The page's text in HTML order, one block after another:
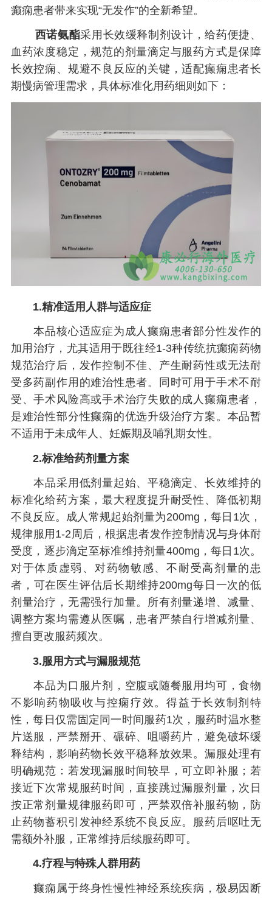
癫痫患者带来实现“无发作”的全新希望。
西诺氨酯采用长效缓释制剂设计，给药便捷、
血药浓度稳定，规范的剂量滴定与服药方式是保障
长效控痫、规避不良反应的关键，适配癫痫患者长
期慢病管理需求，具体标准化用药细则如下：
1.精准适用人群与适应症
本品核心适应症为成人癫痫患者部分性发作的
加用治疗，尤其适用于既往经1-3种传统抗癫痫药物
规范治疗后，发作控制不佳、产生耐药性或无法耐
受多药副作用的难治性患者。同时可用于手术不耐
受、手术风险高或手术治疗失败的成人癫痫患者，
是难治性部分性癫痫的优选升级治疗方案。本品暂
不适用于未成年人、妊娠期及哺乳期女性。
2.标准给药剂量方案
本品采用低剂量起始、平稳滴定、长效维持的
标准化给药方案，最大程度提升耐受性、降低初期
不良反应。成人常规起始剂量为200mg，每日1次，
规律服用1-2周后，根据患者发作控制情况与身体耐
受度，逐步滴定至标准维持剂量400mg，每日1次。
对于体质虚弱、对药物敏感、不耐受高剂量的患
者，可在医生评估后长期维持200mg每日一次的低
剂量治疗，无需强行加量。所有剂量递增、减量、
调整方案均需遵从医嘱，患者严禁自行增减剂量、
擅自更改服药频次。
3.服用方式与漏服规范
本品为口服片剂，空腹或随餐服用均可，食物
不影响药物吸收与控痫疗效。得益于长效制剂特
性，每日仅需固定同一时间服药1次，服药时温水整
片送服，严禁掰开、碾碎、咀嚼药片，避免破坏缓
释结构，影响药物长效平稳释放效果。漏服处理有
明确规范：若发现漏服时间较早，可立即补服；若
接近下次常规服药时间，直接跳过漏服剂量，次日
按正常剂量规律服药即可，严禁双倍补服药物，防
止药物蓄积引发神经系统不良反应。服药后呕吐无
需额外补服，正常维持后续服药即可。
4.疗程与特殊人群用药
癫痫属于终身性慢性神经系统疾病，极易因断